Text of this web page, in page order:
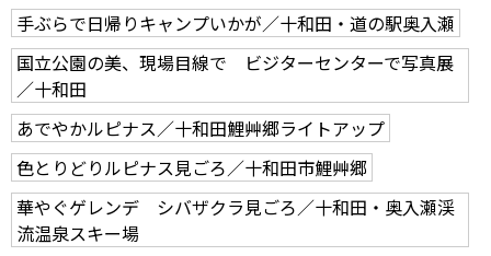
手ぶらで日帰りキャンプいかが／十和田・道の駅奥入瀬
国立公園の美、現場目線で ビジターセンターで写真展
／十和田
あでやかルピナス／十和田鯉艸郷ライトアップ
色とりどりルピナス見ごろ／十和田市鯉艸郷
華やぐゲレンデ シバザクラ見ごろ／十和田・奥入瀬渓
流温泉スキー場